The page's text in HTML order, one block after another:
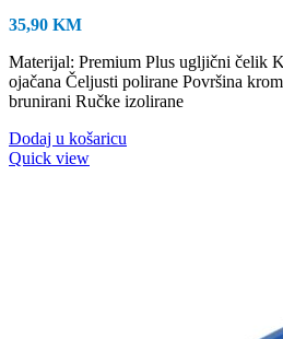
35,90 KM
Materijal: Premium Plus ugljični čelik
ojačana Čeljusti polirane Površina
brunirani Ručke izolirane
Dodaj u košaricu
Quick view